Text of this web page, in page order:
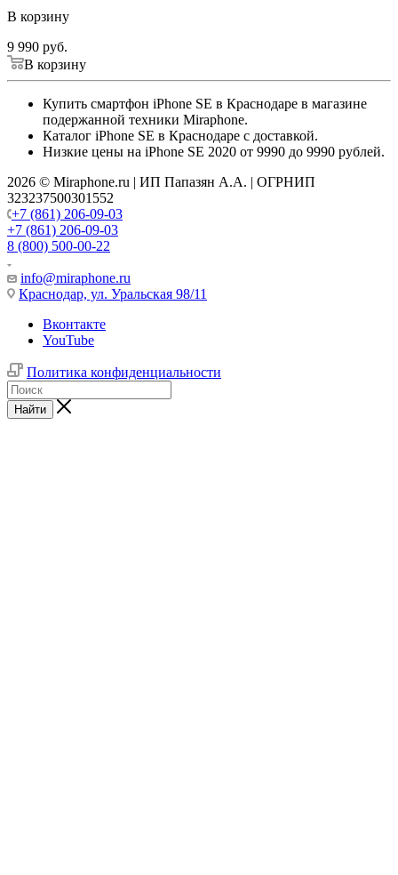
В корзину
9 990 руб.
В корзину
Купить смартфон iPhone SE в Краснодаре в магазине
подержанной техники Miraphone.
Каталог iPhone SE в Краснодаре с доставкой.
Низкие цены на iPhone SE 2020 от 9990 до 9990 рублей.
2026 © Miraphone.ru | ИП Папазян А.А. | ОГРНИП
323237500301552
+7 (861) 206-09-03
+7 (861) 206-09-03
8 (800) 500-00-22
info@miraphone.ru
Краснодар, ул. Уральская 98/11
Вконтакте
YouTube
Политика конфиденциальности
Найти